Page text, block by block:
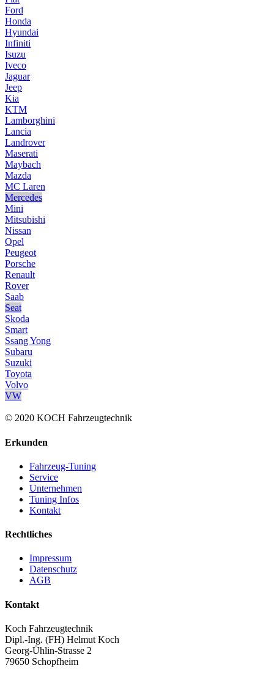
Ford
Honda
Hyundai
Infiniti
Isuzu
Iveco
Jaguar
Jeep
Kia
KTM
Lamborghini
Lancia
Landrover
Maserati
Maybach
Mazda
MC Laren
Mercedes
Mini
Mitsubishi
Nissan
Opel
Peugeot
Porsche
Renault
Rover
Saab
Seat
Skoda
Smart
Ssang Yong
Subaru
Suzuki
Toyota
Volvo
VW
© 2020 KOCH Fahrzeugtechnik
Erkunden
Fahrzeug-Tuning
Service
Unternehmen
Tuning Infos
Kontakt
Rechtliches
Impressum
Datenschutz
AGB
Kontakt
Koch Fahrzeugtechnik
Dipl.-Ing. (FH) Helmut Koch
Georg-Ühlin-Strasse 2
79650 Schopfheim